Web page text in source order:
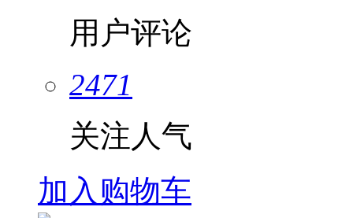
用户评论
2471
关注人气
加入购物车